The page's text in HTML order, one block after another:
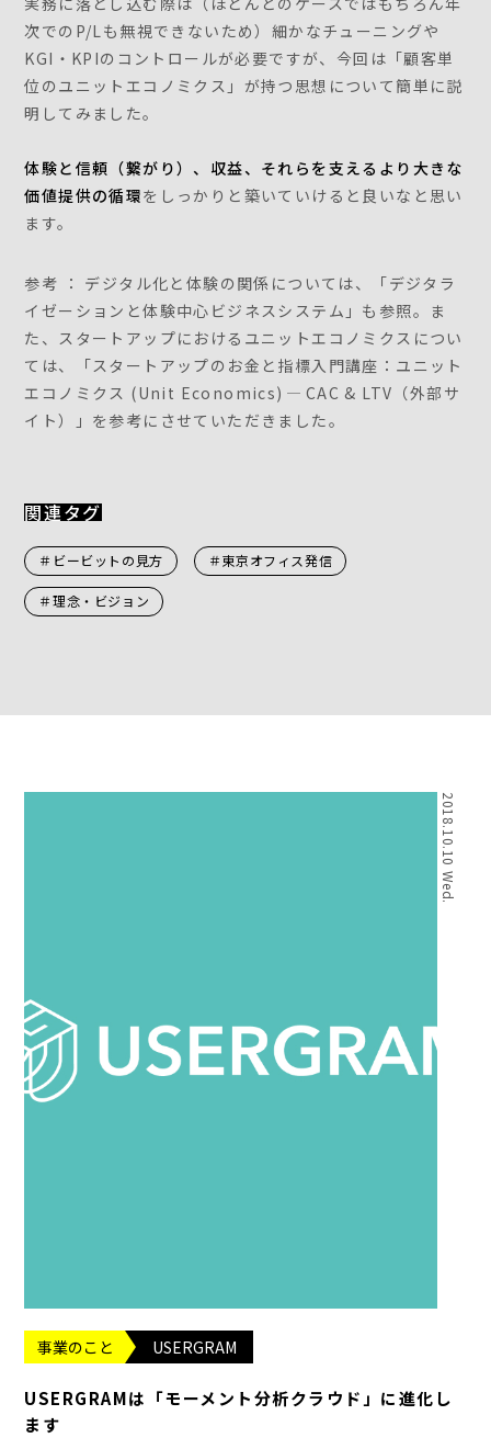
次でのP/Lも無視できないため）細かなチューニングや
KGI・KPIのコントロールが必要ですが、今回は「顧客単
位のユニットエコノミクス」が持つ思想について簡単に説
明してみました。
体験と信頼（繋がり）、収益、それらを支えるより大きな
価値提供の循環をしっかりと築いていけると良いなと思い
ます。
参考 ： デジタル化と体験の関係については、「デジタラ
イゼーションと体験中心ビジネスシステム」も参照。ま
た、スタートアップにおけるユニットエコノミクスについ
ては、「スタートアップのお金と指標入門講座：ユニット
エコノミクス (Unit Economics) — CAC & LTV（外部サ
イト）」を参考にさせていただきました。
関連タグ
＃ビービットの見方 ＃東京オフィス発信
＃理念・ビジョン
2018.10.10 Wed.
事業のこと USERGRAM
USERGRAMは「モーメント分析クラウド」に進化し
ます